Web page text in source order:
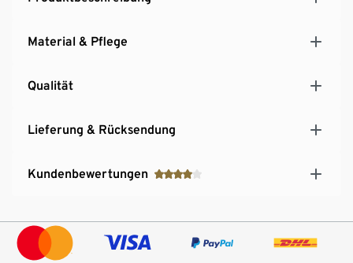
Material & Pflege
Qualität
Lieferung & Rücksendung
Kundenbewertungen